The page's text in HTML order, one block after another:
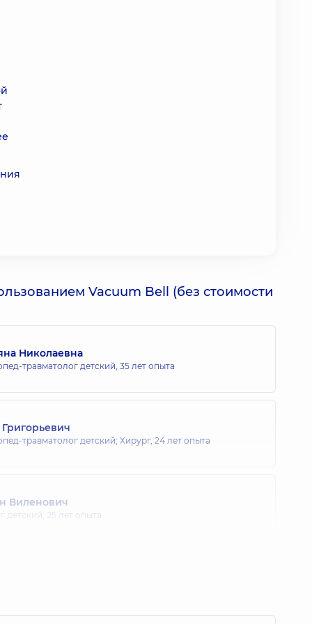
Vacuum Bell (без стоимости
Николаевна
травматолог детский, 35 лет опыта
травматолог детский; Хирург, 24 лет опыта
Виленович
детский, 25 лет опыта